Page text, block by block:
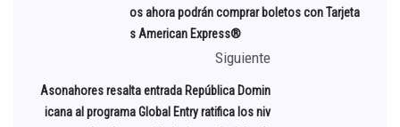
os ahora podrán comprar boletos con Tarjeta
s American Express®
Siguiente
Asonahores resalta entrada República Domin
icana al programa Global Entry ratifica los niv